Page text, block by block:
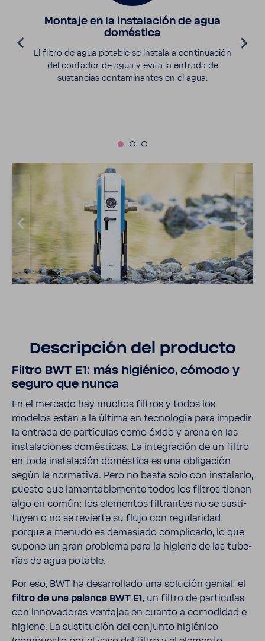
Montaje en la insta­la­ción de agua
domés­tica
El filtro de agua potable se instala a conti­nua­ción
del contador de agua y evita la entrada de
sustan­cias conta­mi­nantes en el agua.
Descrip­ción del producto
Filtro BWT E1: más higié­nico, cómodo y
seguro que nunca
En el mercado hay muchos filtros y todos los
modelos están a la última en tecno­logía para impedir
la entrada de partí­culas como óxido y arena en las
insta­la­ciones domés­ticas. La inte­gra­ción de un filtro
en toda insta­la­ción domés­tica es una obli­ga­ción
según la norma­tiva. Pero no basta solo con insta­larlo,
puesto que lamen­ta­ble­mente todos los filtros tienen
algo en común: los elementos filtrantes no se susti­
tuyen o no se revierte su flujo con regu­la­ridad
porque a menudo es dema­siado compli­cado, lo que
supone un gran problema para la higiene de las tube­
rías de agua potable.
Por eso, BWT ha desa­rro­llado una solu­ción genial: el
filtro de una palanca BWT E1, un filtro de partí­culas
con inno­va­doras ventajas en cuanto a como­didad e
higiene. La susti­tu­ción del conjunto higié­nico